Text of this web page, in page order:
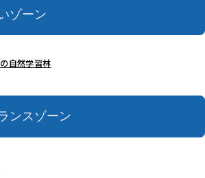
ゾーン
自然学習林
ンスゾーン